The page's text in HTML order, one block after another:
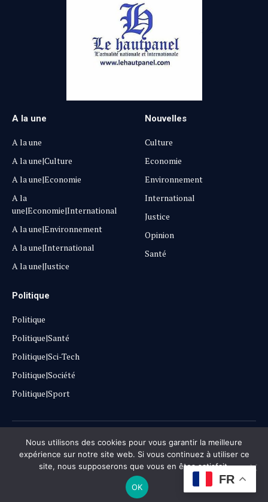
A la une
A la une
A la une|Culture
A la une|Economie
A la
une|Economie|International
A la une|Environnement
A la une|International
A la une|Justice
Nouvelles
Culture
Economie
Environnement
International
Justice
Opinion
Santé
Politique
Politique
Politique|Santé
Politique|Sci-Tech
Politique|Société
Politique|Sport
Copyright © 2025Lehautpanel
Confidentialité Contact Don
FR
Nous utilisons des cookies pour vous garantir la meilleure
expérience sur notre site web. Si vous continuez à utiliser ce
site, nous supposerons que vous en êtes satisfait.
OK